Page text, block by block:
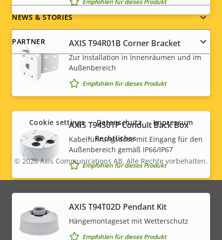
AXIS T94R01B Corner Bracket
Zur Installation in Innenräumen und im
Außenbereich
Empfohlen für dieses Produkt
AXIS T94S01P Conduit Back Box
Kabelführungsdose mit Eingang für den
Außenbereich gemäß IP66/IP67
Empfohlen für dieses Produkt
AXIS T94T02D Pendant Kit
Hängemontageset mit Wetterschutz
Empfohlen für dieses Produkt
NEWS & STORIES
PARTNER
Social
menu
Legal
menu
© 2026Axis Communications AB. Alle Rechte vorbehalten.
Cookie settings Datenschutz
Impressum
Rechtliches